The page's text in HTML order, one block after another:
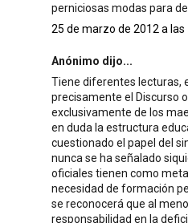
perniciosas modas para
25 de marzo de 2012 a las
Anónimo dijo...
Tiene diferentes lecturas,
precisamente el Discurso
exclusivamente de los
en duda la estructura
cuestionado el papel del
nunca se ha señalado
oficiales tienen como
necesidad de formación
se reconocerá que al
responsabilidad en la